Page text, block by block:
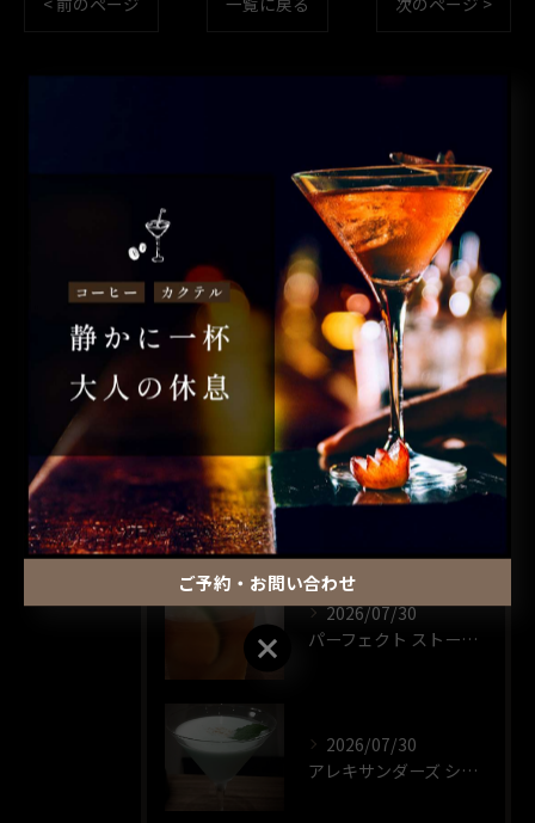
全てのカテゴリー
カクテル
昼飲み
ウイスキー
一人飲み
最近の投稿
2026/07/30
パーフェクト ストーム🍸️
2026/07/30
アレキサンダーズ シスター🍸️
ご予約・お問い合わせ
ご予約・お問い合わせ